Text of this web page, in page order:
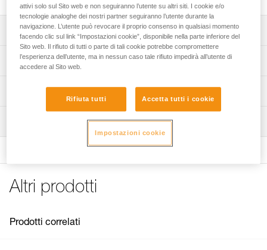
Descrizione
Fascia elastica di ricambio per la lampada frontale SWIFT
RL.
Specifiche tecniche
Peso: 26 g
Informazioni tecniche
Libretto d'uso
Scarica il pdf technical-notice-PRO 28mm Headband-1
Altri prodotti
Prodotti correlati
attivi solo sul Sito web e non seguiranno l’utente su altri siti. I cookie e/o
tecnologie analoghe dei nostri partner seguiranno l’utente durante la
navigazione. L’utente può revocare il proprio consenso in qualsiasi momento
facendo clic sul link “Impostazioni cookie”, disponibile nella parte inferiore del
Sito web. Il rifiuto di tutti o parte di tali cookie potrebbe compromettere
l’esperienza dell’utente, ma in nessun caso tale rifiuto impedirà all’utente di
accedere al Sito web.
Rifiuta tutti Accetta tutti i cookie
Impostazioni cookie